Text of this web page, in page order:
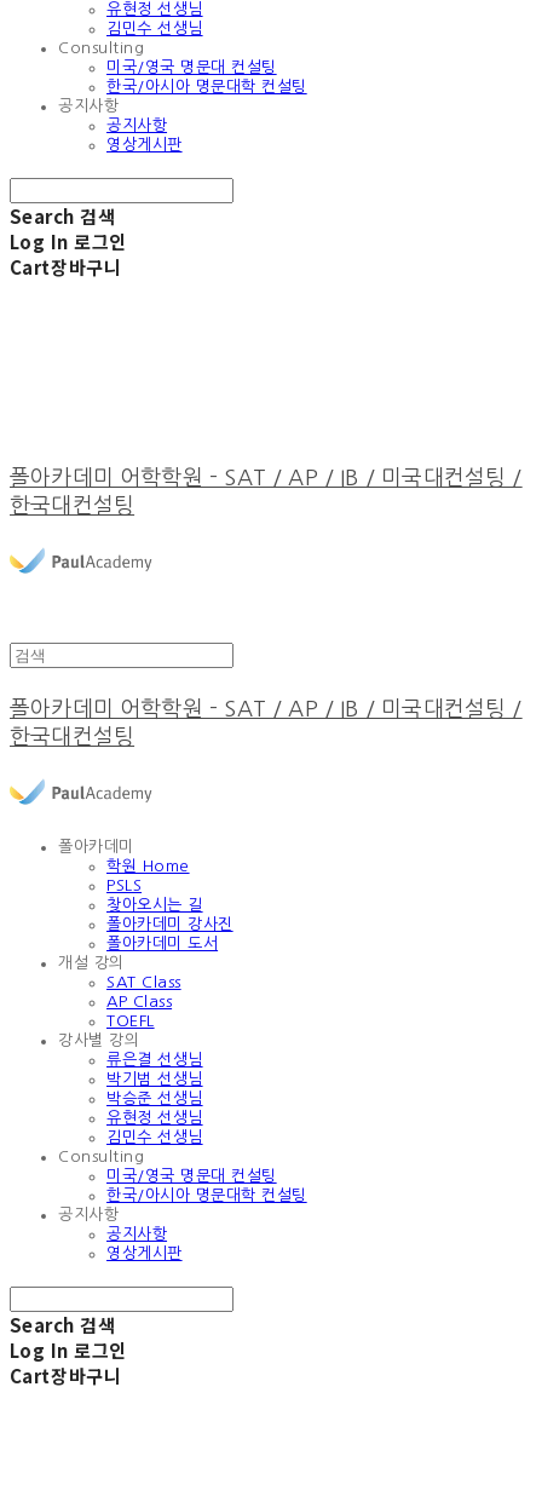
유현정 선생님
김민수 선생님
Consulting
미국/영국 명문대 컨설팅
한국/아시아 명문대학 컨설팅
공지사항
공지사항
영상게시판
Search 검색
Log In 로그인
Cart장바구니
폴아카데미 어학학원 - SAT / AP / IB / 미국대컨설팅 /
한국대컨설팅
폴아카데미 어학학원 - SAT / AP / IB / 미국대컨설팅 /
한국대컨설팅
폴아카데미
학원 Home
PSLS
찾아오시는 길
폴아카데미 강사진
폴아카데미 도서
개설 강의
SAT Class
AP Class
TOEFL
강사별 강의
류은결 선생님
박기범 선생님
박승준 선생님
유현정 선생님
김민수 선생님
Consulting
미국/영국 명문대 컨설팅
한국/아시아 명문대학 컨설팅
공지사항
공지사항
영상게시판
Search 검색
Log In 로그인
Cart장바구니